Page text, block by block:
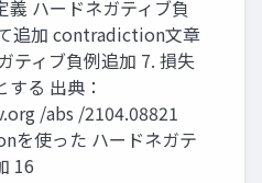
義 ハードネガティブ負
追加 contradiction文章
ティブ負例追加 7. 損失
る 出典：
/abs /2104.08821
を使った ハードネガテ
16